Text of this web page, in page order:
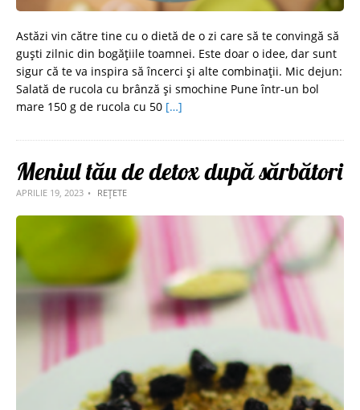
Astăzi vin către tine cu o dietă de o zi care să te convingă să
guști zilnic din bogățiile toamnei. Este doar o idee, dar sunt
sigur că te va inspira să încerci și alte combinații. Mic dejun:
Salată de rucola cu brânză şi smochine Pune într-un bol
mare 150 g de rucola cu 50 […]
Meniul tău de detox după sărbători
APRILIE 19, 2023 REȚETE